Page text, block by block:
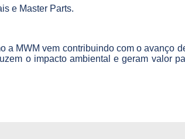
e Master Parts.
a MWM vem contribuindo com o avanço
o impacto ambiental e geram valor